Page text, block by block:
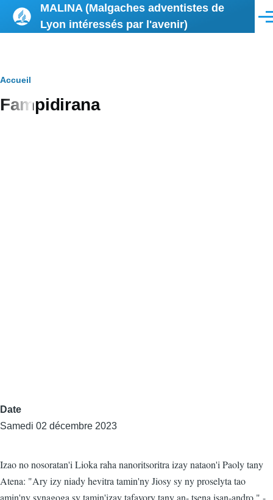
Aller au contenu principal
MALINA (Malgaches adventistes de
Lyon intéressés par l'avenir)
Fil
d'Ariane
Accueil
Fampidirana
Date
Samedi 02 décembre 2023
Izao no nosoratan'i Lioka raha nanoritsoritra izay nataon'i Paoly tany
Atena: "Ary izy niady hevitra tamin'ny Jiosy sy ny proselyta tao
amin'ny synagoga sy tamin'izay tafavory tany an- tsena isan-andro." -